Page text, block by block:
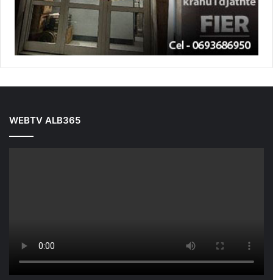
WEBTV ALB365